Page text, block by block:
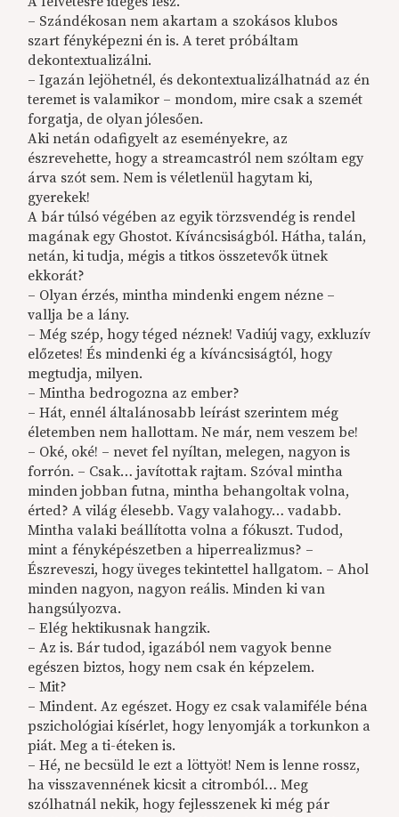
– Szándékosan nem akartam a szokásos klubos
szart fényképezni én is. A teret próbáltam
dekontextualizálni.
– Igazán lejöhetnél, és dekontextualizálhatnád az én
teremet is valamikor – mondom, mire csak a szemét
forgatja, de olyan jólesően.
Aki netán odafigyelt az eseményekre, az
észrevehette, hogy a streamcastról nem szóltam egy
árva szót sem. Nem is véletlenül hagytam ki,
gyerekek!
A bár túlsó végében az egyik törzsvendég is rendel
magának egy Ghostot. Kíváncsiságból. Hátha, talán,
netán, ki tudja, mégis a titkos összetevők ütnek
ekkorát?
– Olyan érzés, mintha mindenki engem nézne –
vallja be a lány.
– Még szép, hogy téged néznek! Vadiúj vagy, exkluzív
előzetes! És mindenki ég a kíváncsiságtól, hogy
megtudja, milyen.
– Mintha bedrogozna az ember?
– Hát, ennél általánosabb leírást szerintem még
életemben nem hallottam. Ne már, nem veszem be!
– Oké, oké! – nevet fel nyíltan, melegen, nagyon is
forrón. – Csak… javítottak rajtam. Szóval mintha
minden jobban futna, mintha behangoltak volna,
érted? A világ élesebb. Vagy valahogy… vadabb.
Mintha valaki beállította volna a fókuszt. Tudod,
mint a fényképészetben a hiperrealizmus? –
Észreveszi, hogy üveges tekintettel hallgatom. – Ahol
minden nagyon, nagyon reális. Minden ki van
hangsúlyozva.
– Elég hektikusnak hangzik.
– Az is. Bár tudod, igazából nem vagyok benne
egészen biztos, hogy nem csak én képzelem.
– Mit?
– Mindent. Az egészet. Hogy ez csak valamiféle béna
pszichológiai kísérlet, hogy lenyomják a torkunkon a
piát. Meg a ti-éteken is.
– Hé, ne becsüld le ezt a löttyöt! Nem is lenne rossz,
ha visszavennének kicsit a citromból… Meg
szólhatnál nekik, hogy fejlesszenek ki még pár